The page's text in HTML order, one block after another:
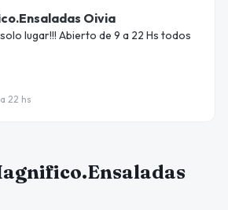
Oivia
lugar!!! Abierto de 9 a 22 Hs todos
22 hs